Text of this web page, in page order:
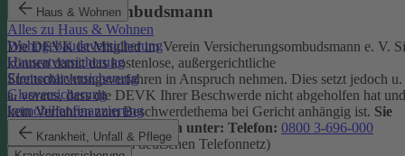
Haus & Wohnen
Alles zu Haus & Wohnen
Wohngebäudeversicherung
Hausratversicherung
Elementarversicherung
Glasversicherung
Immobilienfinanzierung
Krankheit, Unfall & Pflege
Versicherungsombudsmann
Die DEVK ist Mitglied im Verein Versicherungsombudsmann e. V.
können damit das kostenlose, außergerichtliche
Streitschlichtungsverfahren in Anspruch nehmen. Dies setzt jedoch u.
a. voraus, dass die DEVK Ihrer Beschwerde nicht abgeholfen hat und
kein Verfahren zum Beschwerdethema bei Gericht anhängig ist. Sie
erreichen den Ombudsmann unter: Telefon: 0800 3-696-000
(gebührenfrei aus dem deutschen Telefonnetz)